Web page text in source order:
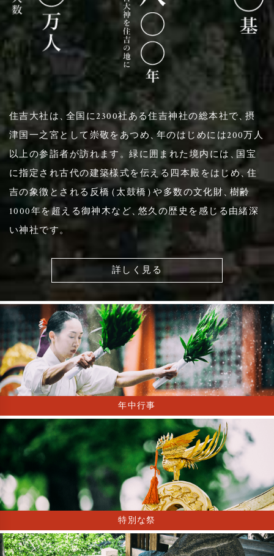
住吉大社は 、全国に2300社ある住吉神社の総本社で、摂
津国一之宮として崇敬をあつめ、年のはじめには200万人
以上の参詣者が訪れます 。緑に囲まれた境内には 、国宝
に指定され古代の建築様式を伝える四本殿をはじめ、住
吉の象徴とされる反橋（ 太鼓橋 ）や多数の文化財、樹齢
1000年を超える御神木など、悠久の歴史を感じる由緒深
い神社です。
詳しく見る
年中行事
特別な祭